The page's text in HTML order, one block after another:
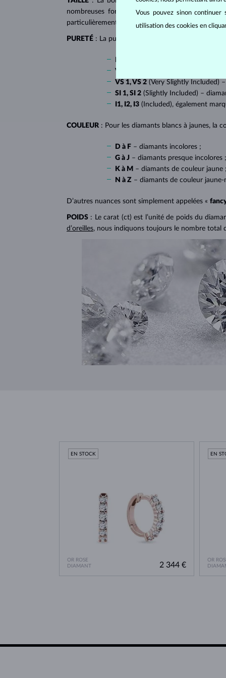
nombreuses formes dites fantaisies, telles que
particulièrement populaire sur les bagues de
PURETÉ : La pureté de diamant est déterminée
VVS 1, VVS 2
VS 1, VS 2 (Very Slightly Included)
SI 1, SI 2 (Slightly Included) –
I1, I2, I3 (Included), également
COULEUR : Pour les diamants blancs à jaunes, la
D à F – diamants incolores ;
G à J – diamants presque incolores ;
K à M – diamants de couleur jaune ;
N à Z – diamants de couleur jaune-
D’autres nuances sont simplement appelées «
POIDS : Le carat (ct) est l’unité de poids du
d’oreilles, nous indiquons toujours le nombre total
OR ROSE
DIAMANT
EN STOCK
2 344 €
OR
EN
Vous pouvez sinon continuer
utilisation des cookies en